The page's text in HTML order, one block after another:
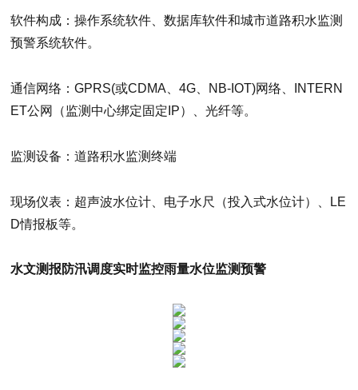
软件构成：操作系统软件、数据库软件和城市道路积水监测
预警系统软件。
通信网络：GPRS(或CDMA、4G、NB-IOT)网络、INTERN
ET公网（监测中心绑定固定IP）、光纤等。
监测设备：道路积水监测终端
现场仪表：超声波水位计、电子水尺（投入式水位计）、LE
D情报板等。
水文测报防汛调度实时监控雨量水位监测预警